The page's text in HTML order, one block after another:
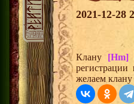
2021-12-28
Клану [Hm]
желаем